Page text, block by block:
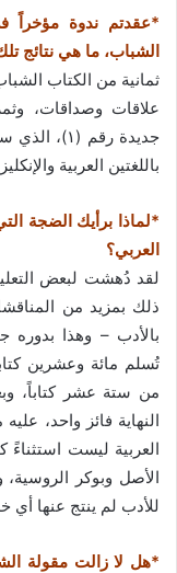
*عقدتم ندوة مؤخراً
الشباب، ما هي نتائج
ثمانية من الكتاب
علاقات وصداقات،
جديدة رقم
باللغتين العربية
*لماذا برأيك الضجة
العربي؟
لقد دُهشت لبعض
ذلك بمزيد من
بالأدب – وهذا بدوره
تُسلم مائة وعشرين
من ستة عشر كتاباً،
النهاية فائز واحد،
العربية ليست استثناءً
الأصل وبوكر الروسية،
للأدب لم ينتج عنها أي
*هل لا زالت مقولة